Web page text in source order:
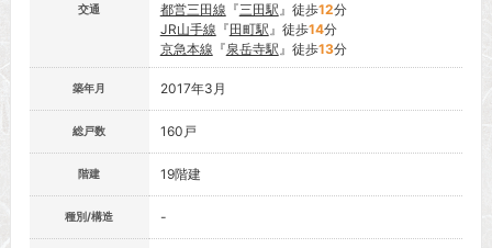
交通
都営三田線 『三田駅』徒歩12分
JR山手線 『田町駅』徒歩14分
京急本線 『泉岳寺駅』徒歩13分
築年月 2017年3月
総戸数 160戸
階建 19階建
種別/構造 -